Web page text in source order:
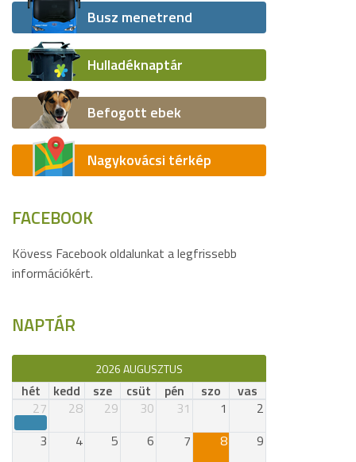
Busz menetrend
Hulladéknaptár
Befogott ebek
Nagykovácsi térkép
FACEBOOK
Kövess Facebook oldalunkat a legfrissebb
információkért.
NAPTÁR
2026 AUGUSZTUS
hét kedd sze csüt pén szo
vas
27
28 29 30 31 1
2
3
4 5 6 7 8
9